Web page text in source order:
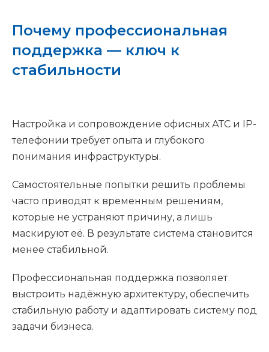
Почему профессиональная
поддержка — ключ к
стабильности
Настройка и сопровождение офисных АТС и IP-
телефонии требует опыта и глубокого
понимания инфраструктуры.
Самостоятельные попытки решить проблемы
часто приводят к временным решениям,
которые не устраняют причину, а лишь
маскируют её. В результате система становится
менее стабильной.
Профессиональная поддержка позволяет
выстроить надёжную архитектуру, обеспечить
стабильную работу и адаптировать систему под
задачи бизнеса.